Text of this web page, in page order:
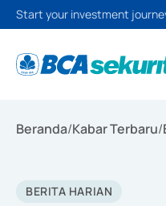
Start your investment
Beranda/Kabar Terbaru/
BERITA HARIAN